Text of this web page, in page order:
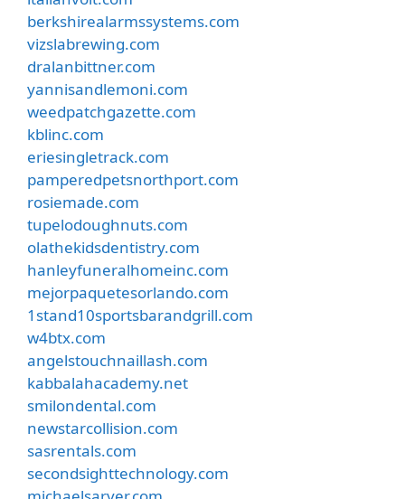
berkshirealarmssystems.com
vizslabrewing.com
dralanbittner.com
yannisandlemoni.com
weedpatchgazette.com
kblinc.com
eriesingletrack.com
pamperedpetsnorthport.com
rosiemade.com
tupelodoughnuts.com
olathekidsdentistry.com
hanleyfuneralhomeinc.com
mejorpaquetesorlando.com
1stand10sportsbarandgrill.com
w4btx.com
angelstouchnaillash.com
kabbalahacademy.net
smilondental.com
newstarcollision.com
sasrentals.com
secondsighttechnology.com